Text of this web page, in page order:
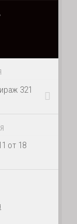
321
от 18